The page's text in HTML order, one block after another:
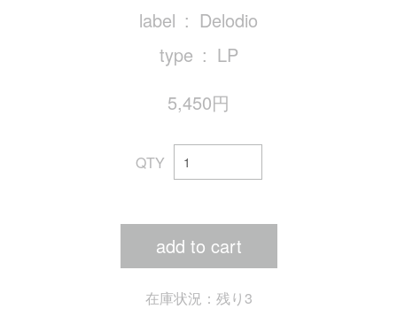
label
Delodio
type
LP
5,450円
QTY
add to cart
在庫状況：残り3